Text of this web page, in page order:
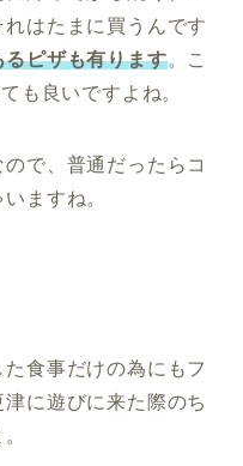
はたまに買うんです
ピザも有ります。こ
も良いですよね。
で、普通だったらコ
ますね。
食事だけの為にもフ
に遊びに来た際のち